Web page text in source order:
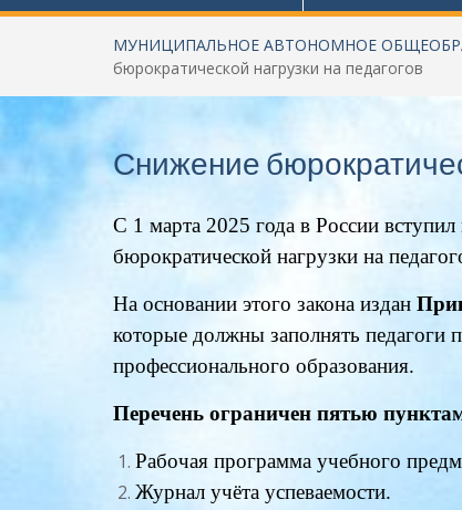
МУНИЦИПАЛЬНОЕ АВТОНОМНОЕ
бюрократической нагрузки на педагогов
Снижение
С 1 марта 2025 года в России
бюрократической нагрузки на
На основании этого закона издан
которые должны заполнять педагоги
профессионального образования.
Перечень ограничен пятью
Рабочая программа учебного
Журнал учёта успеваемости.